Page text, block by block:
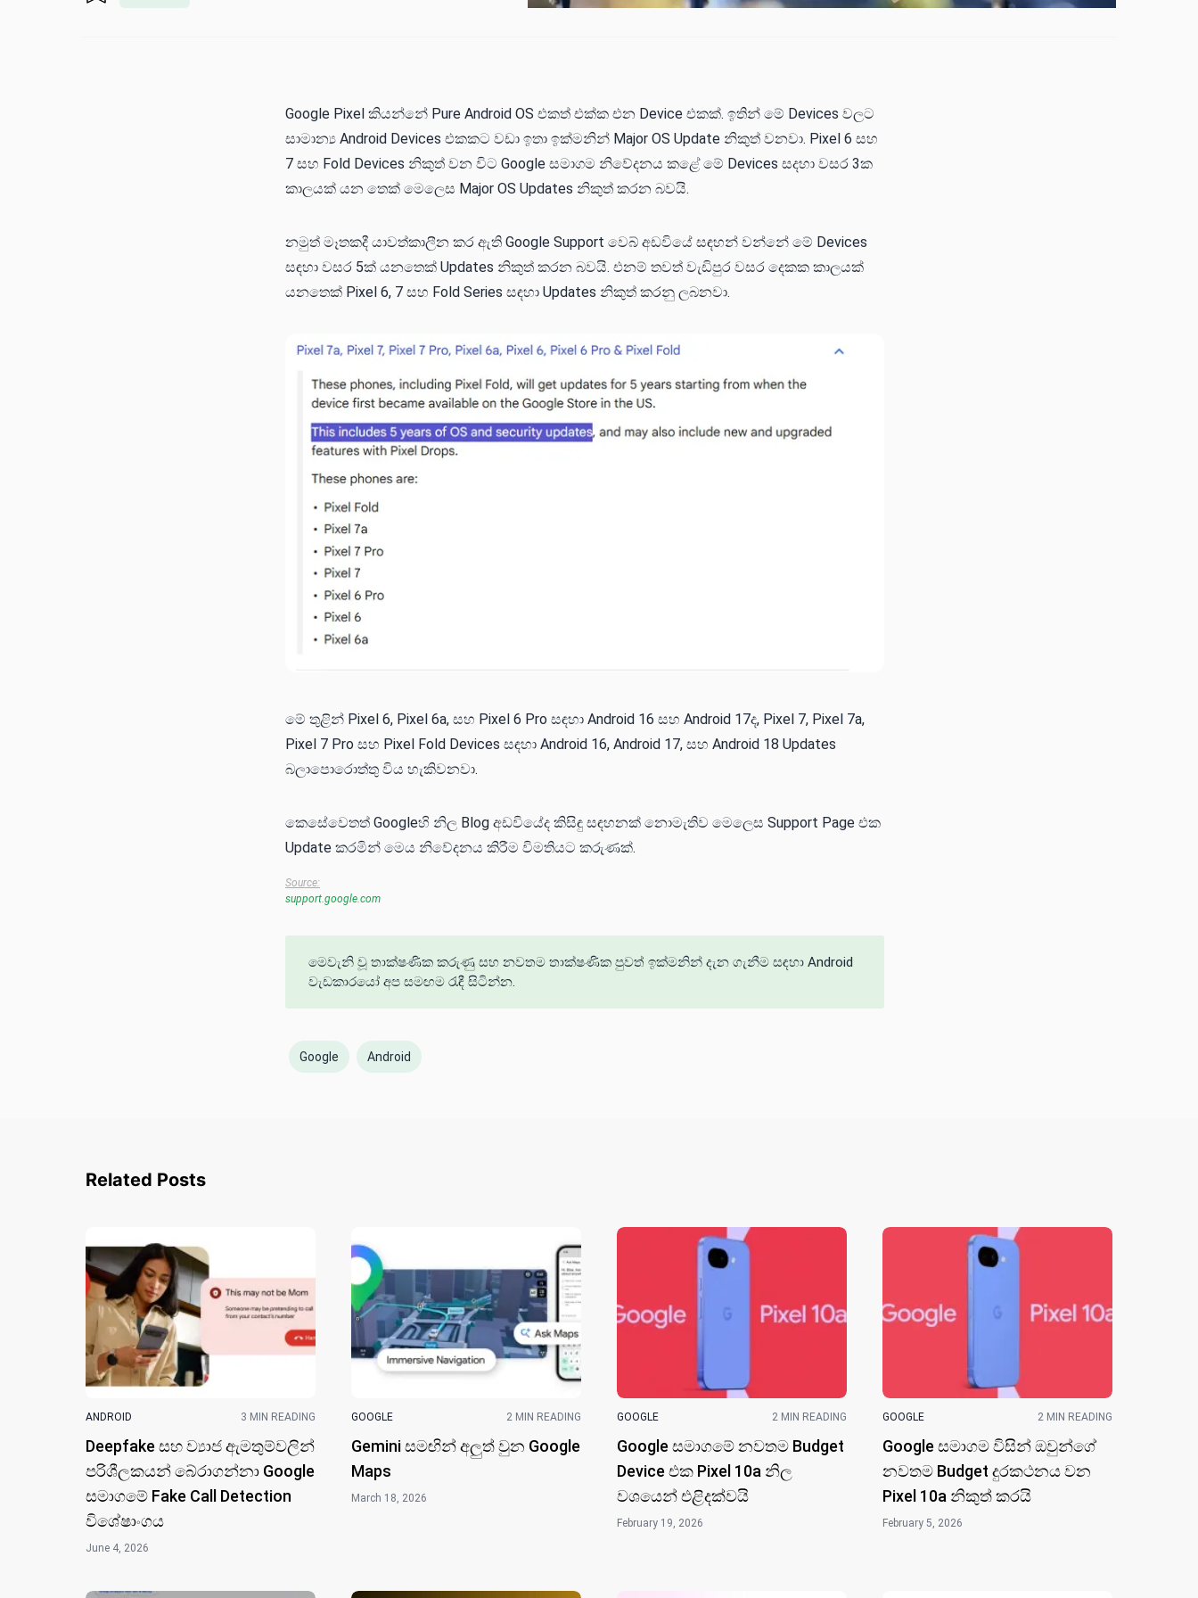
Google Pixel කියන්නේ Pure Android OS එකත් එක්ක එන Device එකක්. ඉතින් මේ Devices වලට
සාමාන්‍ය Android Devices එකකට වඩා ඉතා ඉක්මනින් Major OS Update නිකුත් වනවා. Pixel 6 සහ
7 සහ Fold Devices නිකුත් වන විට Google සමාගම නිවේදනය කළේ මේ Devices සදහා වසර 3ක
කාලයක් යන තෙක් මෙලෙස Major OS Updates නිකුත් කරන බවයි.
නමුත් මෑතකදී යාවත්කාලීන කර ඇති Google Support වෙබ් අඩවියේ සඳහන් වන්නේ මේ Devices
සඳහා වසර 5ක් යනතෙක් Updates නිකුත් කරන බවයි. එනම් තවත් වැඩිපුර වසර දෙකක කාලයක්
යනතෙක් Pixel 6, 7 සහ Fold Series සඳහා Updates නිකුත් කරනු ලබනවා.
මේ තුළින් Pixel 6, Pixel 6a, සහ Pixel 6 Pro සඳහා Android 16 සහ Android 17ද, Pixel 7, Pixel 7a,
Pixel 7 Pro සහ Pixel Fold Devices සඳහා Android 16, Android 17, සහ Android 18 Updates
බලාපොරොත්තු විය හැකිවනවා.
කෙසේවෙතත් Googleහි නිල Blog අඩවියේද කිසිඳු සඳහනක් නොමැතිව මෙලෙස Support Page එක
Update කරමින් මෙය නිවේදනය කිරීම විමතියට කරුණක්.
Source:
support.google.com
මෙවැනි වූ තාක්ෂණික කරුණු සහ නවතම තාක්ෂණික පුවත් ඉක්මනින් දැන ගැනීම සඳහා Android
වැඩකාරයෝ අප සමඟම රැඳී සිටින්න.
Google Android
Related Posts
ANDROID 3 MIN READING
Deepfake සහ ව්‍යාජ ඇමතුම්වලින්
පරිශීලකයන් බේරාගන්නා Google
සමාගමේ Fake Call Detection
විශේෂාංගය
June 4, 2026
GOOGLE 2 MIN READING
Gemini සමඟින් අලුත් වුන Google
Maps
March 18, 2026
GOOGLE 2 MIN READING
Google සමාගමේ නවතම Budget
Device එක Pixel 10a නිල
වශයෙන් එළිදක්වයි
February 19, 2026
GOOGLE 2 MIN READING
Google සමාගම විසින් ඔවුන්ගේ
නවත​ම Budget දුරකථනය වන
Pixel 10a නිකුත් කර​යි
February 5, 2026